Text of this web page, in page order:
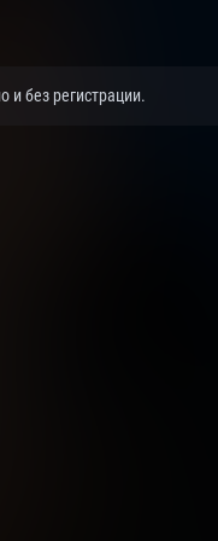
и без регистрации.